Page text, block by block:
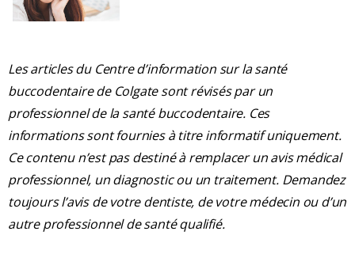
Les articles du Centre d’information sur la santé
buccodentaire de Colgate sont révisés par un
professionnel de la santé buccodentaire. Ces
informations sont fournies à titre informatif uniquement.
Ce contenu n’est pas destiné à remplacer un avis médical
professionnel, un diagnostic ou un traitement. Demandez
toujours l’avis de votre dentiste, de votre médecin ou d’un
autre professionnel de santé qualifié.